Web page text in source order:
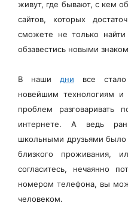
живут, где бывают, с кем
сайтов, которых
сможете не только
обзавестись новыми
В наши дни все стало
новейшим технологиям
проблем разговаривать
интернете. А ведь
школьными друзьями
близкого проживания,
согласитесь, нечаянно
номером телефона, вы
человеком.